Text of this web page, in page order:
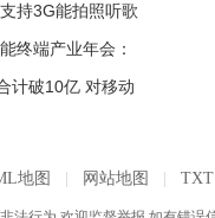
持3G能拍照听歌
终端产业年会：
计破10亿 对移动
地图 网站地图 TXT